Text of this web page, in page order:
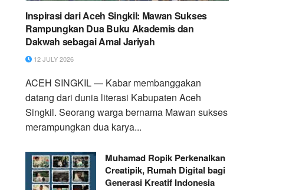
Inspirasi dari Aceh Singkil: Mawan Sukses
Rampungkan Dua Buku Akademis dan
Dakwah sebagai Amal Jariyah
12 JULY 2026
ACEH SINGKIL — Kabar membanggakan
datang dari dunia literasi Kabupaten Aceh
Singkil. Seorang warga bernama Mawan sukses
merampungkan dua karya...
Muhamad Ropik Perkenalkan
Creatipik, Rumah Digital bagi
Generasi Kreatif Indonesia